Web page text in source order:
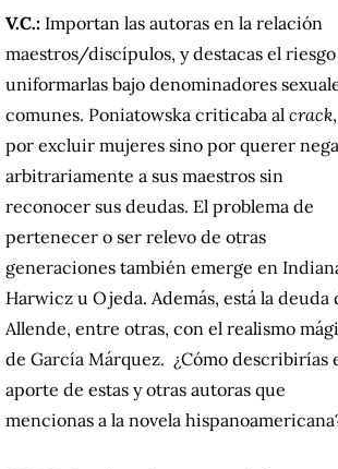
V.C.: Importan las autoras en la relación
maestros/discípulos, y destacas el
uniformarlas bajo denominadores
comunes. Poniatowska criticaba al crack
por excluir mujeres sino por querer
arbitrariamente a sus maestros sin
reconocer sus deudas. El problema de
pertenecer o ser relevo de otras
generaciones también emerge en
Harwicz u Ojeda. Además, está la deuda
Allende, entre otras, con el realismo
de García Márquez. ¿Cómo describirías
aporte de estas y otras autoras que
mencionas a la novela